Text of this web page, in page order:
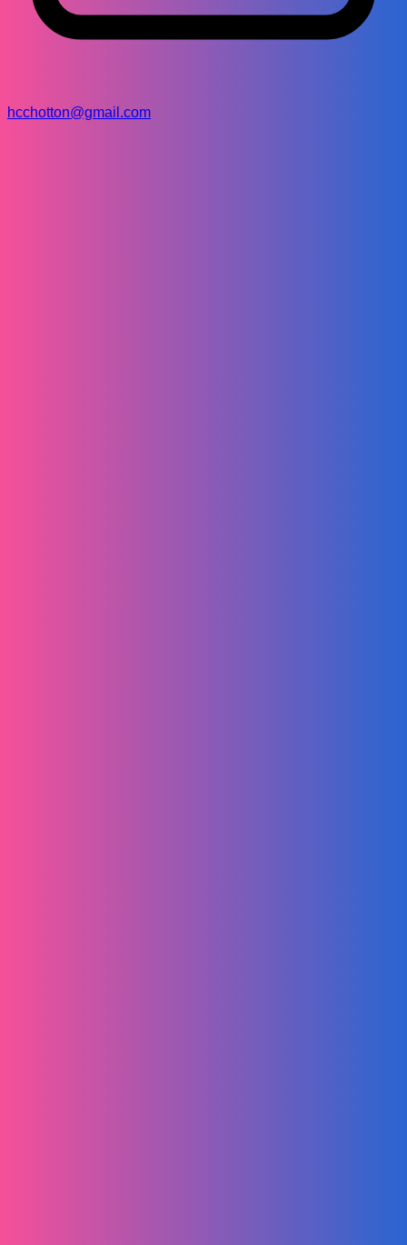
hcchotton@gmail.com